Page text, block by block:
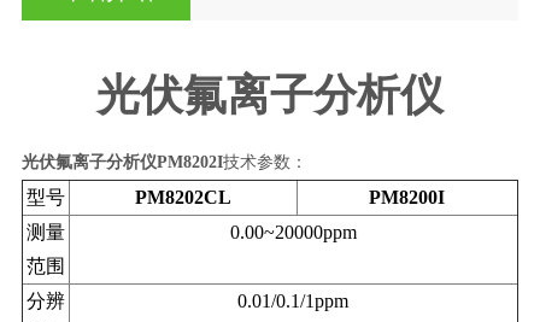
光伏氟离子分析仪
光伏氟离子分析仪PM8202I技术参数：
型号 PM8202CL
PM8200I
测量
范围
0.00~20000ppm
分辨
0.01/0.1/1ppm